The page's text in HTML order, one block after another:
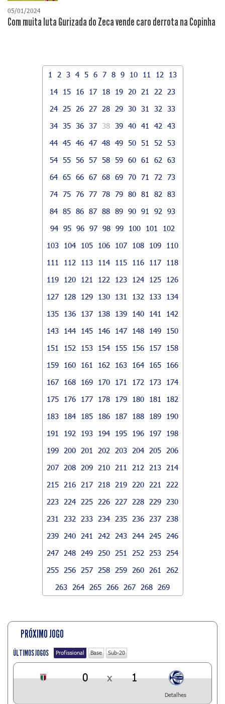
05/01/2024
Com muita luta Gurizada do Zeca vende caro derrota na Copinha
1 2 3 4 5 6 7 8 9 10 11 12
13
14
15 16 17 18 19 20 21 22
23
24
25 26 27 28 29 30 31 32
33
34 35 36 37 38 39 40 41 42
43
44 45 46 47 48 49 50 51 52
53
54 55 56 57 58 59 60 61 62
63
64 65 66 67 68 69 70 71 72
73
74 75 76 77 78 79 80 81 82
83
84 85 86 87 88 89 90 91 92
93
94 95 96 97 98 99 100 101
102
103
104 105 106 107 108 109
110
111
112 113 114 115 116 117
118
119
120 121 122 123 124 125
126
127
128 129 130 131 132 133
134
135
136 137 138 139 140 141
142
143
144 145 146 147 148 149
150
151
152 153 154 155 156 157
158
159
160 161 162 163 164 165
166
167
168 169 170 171 172 173
174
175
176 177 178 179 180 181
182
183
184 185 186 187 188 189
190
191
192 193 194 195 196 197
198
199
200 201 202 203 204 205
206
207
208 209 210 211 212 213
214
215
216 217 218 219 220 221
222
223
224 225 226 227 228 229
230
231
232 233 234 235 236 237
238
239
240 241 242 243 244 245
246
247
248 249 250 251 252 253
254
255
256 257 258 259 260 261
262
263
264 265 266 267 268 269
PRÓXIMO JOGO
ÚLTIMOS JOGOS Profissional Base Sub-20
0 x 1
Detalhes